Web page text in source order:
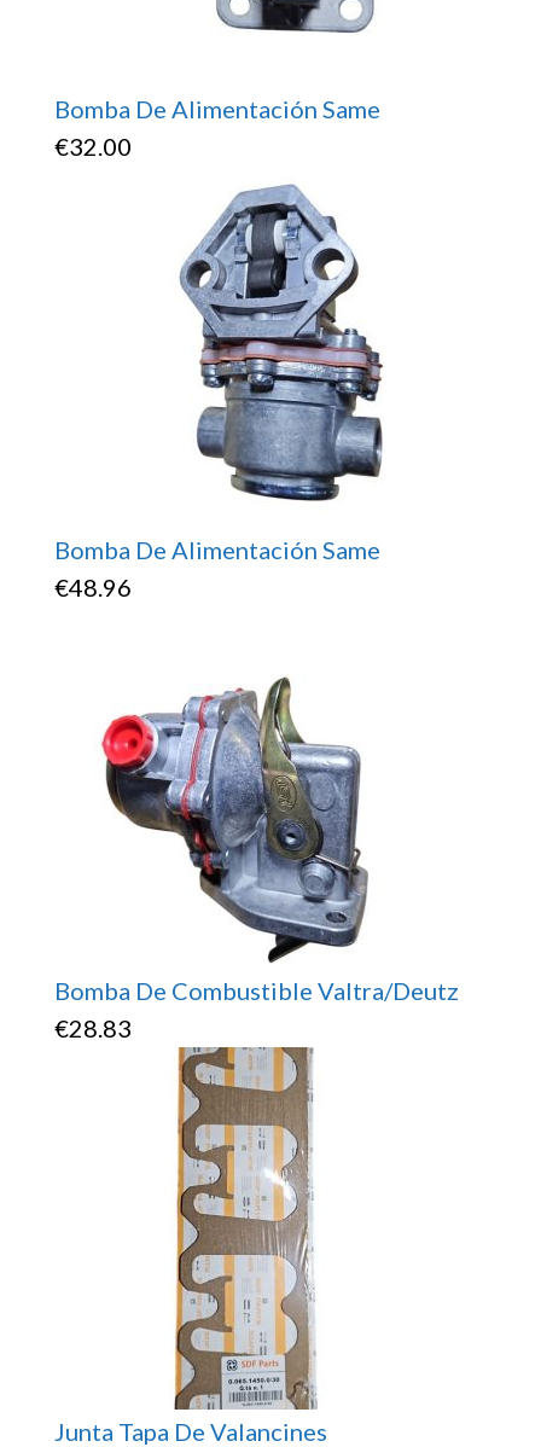
Bomba De Alimentación Same
€32.00
Bomba De Alimentación Same
€48.96
Bomba De Combustible Valtra/Deutz
€28.83
Junta Tapa De Valancines